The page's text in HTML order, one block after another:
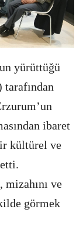
yürüttüğü
ibaret
kültürel ve
ve
görmek